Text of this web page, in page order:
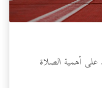
أهمية الصلاة